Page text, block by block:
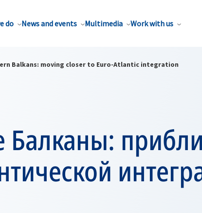
do News and events Multimedia Work with us
Balkans: moving closer to Euro-Atlantic integration
Балканы: